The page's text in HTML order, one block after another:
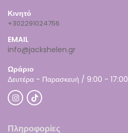
Κινητό
+302291024756
EMAIL
info@jackshelen.gr
Ωράριο
Δευτέρα - Παρασκευή / 9:00 - 17:00
Πληροφορίες